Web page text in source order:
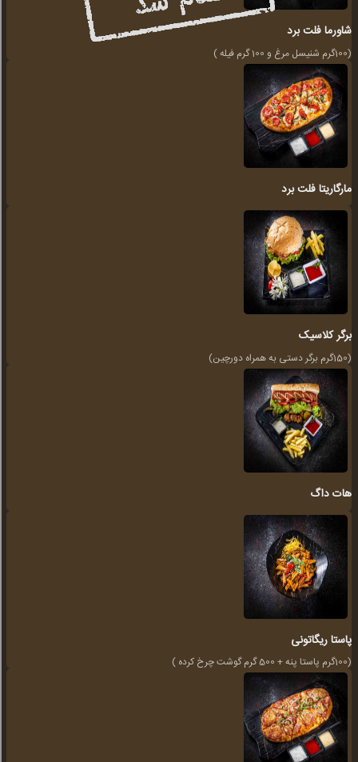
شاورما فلت برد
(100گرم شنیسل مرغ و 100 گرم فیله )
مارگاریتا فلت برد
برگر کلاسیک
(150گرم برگر دستی به همراه دورچین)
هات داگ
پاستا ریگاتونی
(100گرم پاستا پنه + 500 گرم گوشت چرخ کرده )